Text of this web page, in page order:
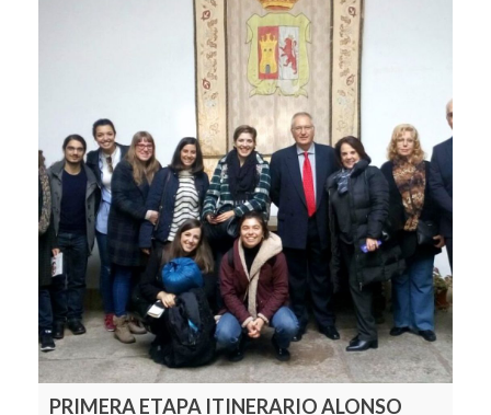
PRIMERA ETAPA ITINERARIO ALONSO